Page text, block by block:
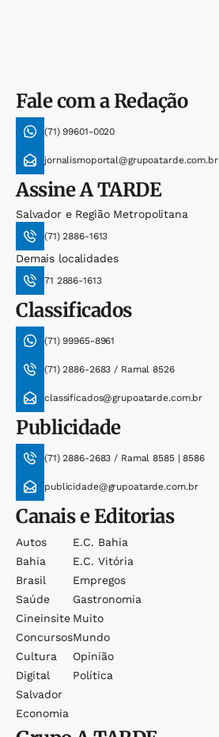
Fale com a Redação
(71) 99601-0020
jornalismoportal@grupoatarde.com.br
AssineA TARDE
Salvador e Região Metropolitana
(71) 2886-1613
Demais localidades
71 2886-1613
Classificados
(71) 99965-8961
(71) 2886-2683 / Ramal 8526
classificados@grupoatarde.com.br
Publicidade
(71) 2886-2683 / Ramal 8585 | 8586
publicidade@grupoatarde.com.br
Canais e Editorias
Autos
Bahia
Brasil
Saúde
Cineinsite
Concursos
Cultura
Digital
Salvador
Economia
E.c. Bahia
E.c. Vitória
Empregos
Gastronomia
Muito
Mundo
Opinião
Política